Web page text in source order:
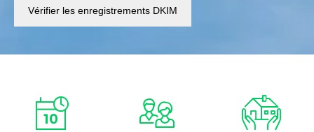
Vérifier les enregistrements DKIM